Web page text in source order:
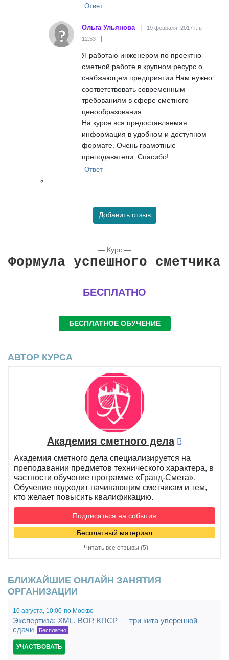
Ответ
Ольга Ульянова
19 февраля, 2017 г. в
12:53
Я работаю инженером по проектно-
сметной работе в крупном ресурс о
снабжающем предприятии.Нам нужно
соответствовать современным
требованиям в сфере сметного
ценообразования.
На курсе вся предоставляемая
информация в удобном и доступном
формате. Очень грамотные
преподаватели. Спасибо!
Ответ
Добавить отзыв
— Курс —
Формула успешного сметчика
БЕСПЛАТНО
БЕСПЛАТНОЕ ОБУЧЕНИЕ
АВТОР КУРСА
Академия сметного дела
Академия сметного дела специализируется на
преподавании предметов технического характера, в
частности обучение программе «Гранд-Смета».
Обучение подходит начинающим сметчикам и тем,
кто желает повысить квалификацию.
Подписаться на события
Бесплатный материал
Читать все отзывы (5)
БЛИЖАЙШИЕ ОНЛАЙН ЗАНЯТИЯ
ОРГАНИЗАЦИИ
10 августа, 10:00 по Москве
Экспертиза: XML, ВОР, КПСР — три кита уверенной
сдачи
Бесплатно
УЧАСТВОВАТЬ